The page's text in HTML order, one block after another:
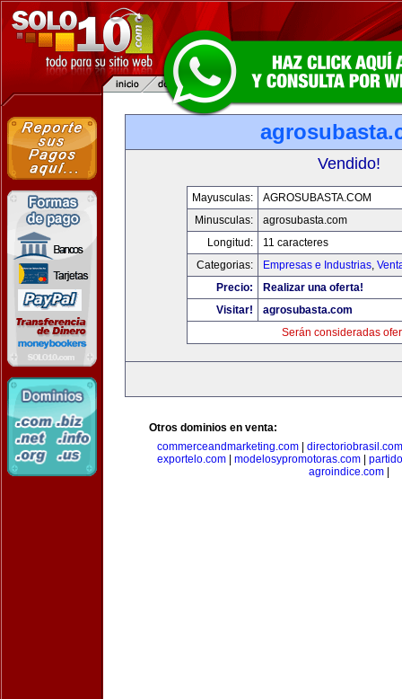
Vendido!
Mayusculas:
AGROSUBASTA.COM
Minusculas:
agrosubasta.com
Longitud:
11 caracteres
Categorias:
Empresas e Industrias,
Precio:
Realizar una oferta!
Visitar!
agrosubasta.com
Serán consideradas
Otros dominios en venta:
commerceandmarketing.com| directoriobrasil.com
exportelo.com
modelosypromotoras.com
agroindice.com